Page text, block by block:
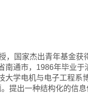
，国家杰出青年基金获
南通市，1986年毕业于
大学电机与电子工程系
提出一种结构化的信